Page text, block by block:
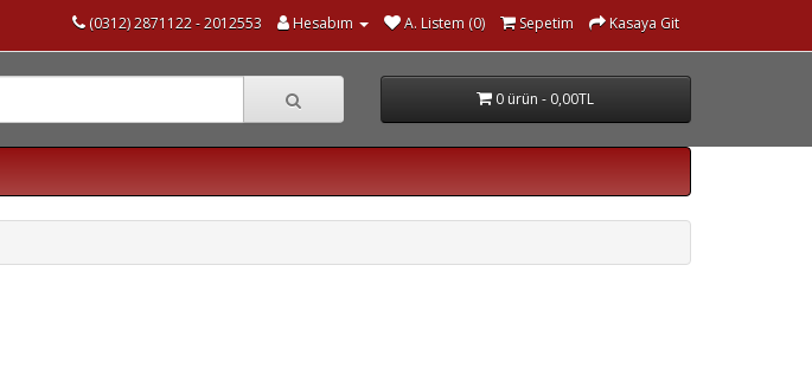
(0312) 2871122 - 2012553 Hesabım A. Listem (0) Sepetim Kasaya Git
0 ürün - 0,00TL